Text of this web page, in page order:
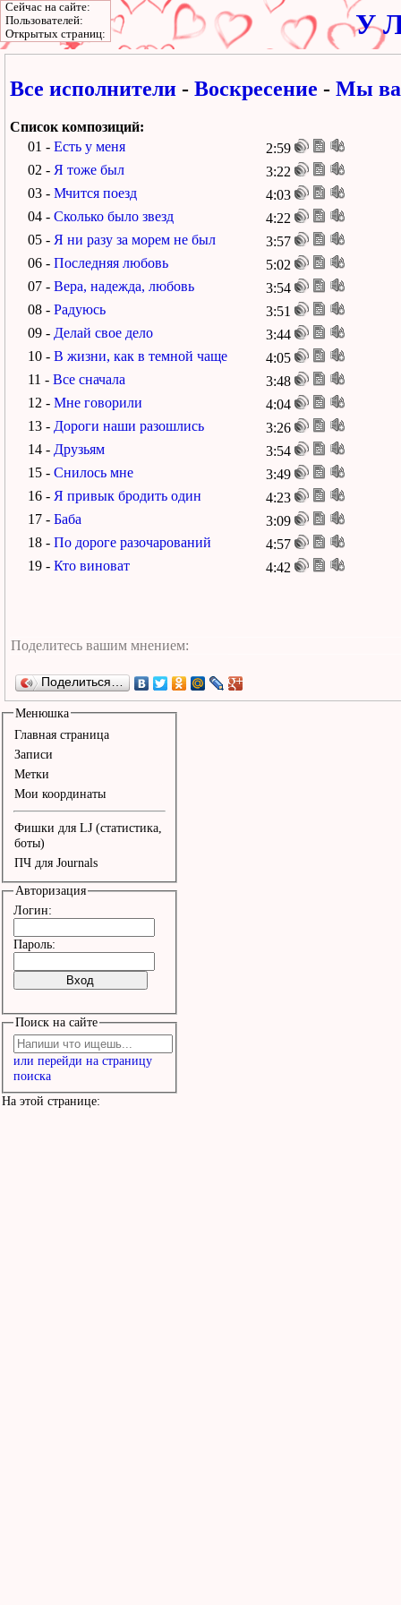
У
Все исполнители - Воскресение - Мы
Список композиций:
01 - Есть у меня
2:59
02 - Я тоже был
3:22
03 - Мчится поезд
4:03
04 - Сколько было звезд
4:22
05 - Я ни разу за морем не был
3:57
06 - Последняя любовь
5:02
07 - Вера, надежда, любовь
3:54
08 - Радуюсь
3:51
09 - Делай свое дело
3:44
10 - В жизни, как в темной чаще
4:05
11 - Все сначала
3:48
12 - Мне говорили
4:04
13 - Дороги наши разошлись
3:26
14 - Друзьям
3:54
15 - Снилось мне
3:49
16 - Я привык бродить один
4:23
17 - Баба
3:09
18 - По дороге разочарований
4:57
19 - Кто виноват 4:42
Поделиться…
Менюшка
Главная страница
Записи
Метки
Мои координаты
Фишки для LJ (статистика,
боты)
ПЧ для Journals
Авторизация
Логин:
Пароль:
Поиск на сайте
или перейди на страницу
поиска
На этой странице:
Сейчас на сайте:
Пользователей:
Открытых страниц: